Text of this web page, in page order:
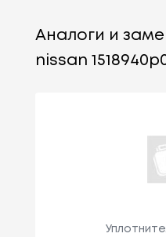
Аналоги и
nissan